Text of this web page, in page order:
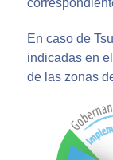
En caso de
indicadas en
de las zonas